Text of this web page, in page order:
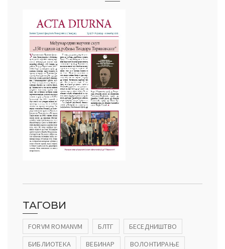
ТАГОВИ
FORVM ROMANVM БЛТГ
БЕСЕДНИШТВО
БИБЛИОТЕКА
ВЕБИНАР
ВОЛОНТИРАЊЕ